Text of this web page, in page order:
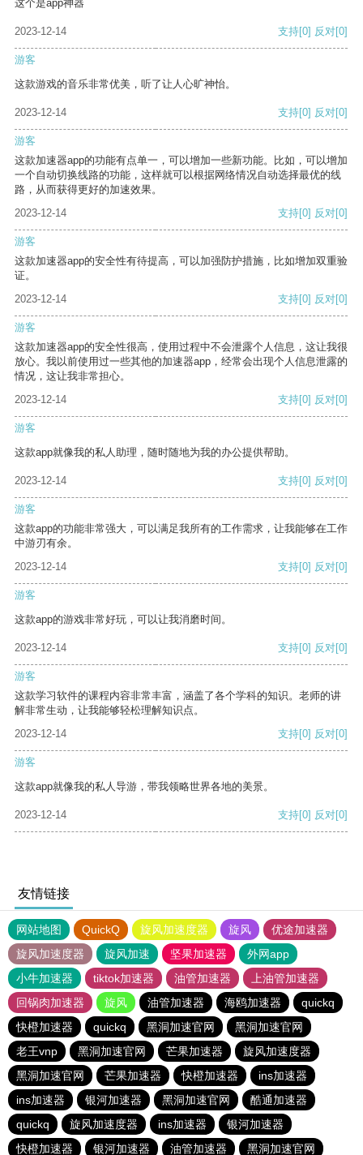
这个是app神器
2023-12-14 支持[0] 反对[0]
游客
这款游戏的音乐非常优美，听了让人心旷神怡。
2023-12-14 支持[0] 反对[0]
游客
这款加速器app的功能有点单一，可以增加一些新功能。比如，可以增加
一个自动切换线路的功能，这样就可以根据网络情况自动选择最优的线
路，从而获得更好的加速效果。
2023-12-14
支持[0] 反对[0]
游客
这款加速器app的安全性有待提高，可以加强防护措施，比如增加双重验
证。
2023-12-14
支持[0] 反对[0]
游客
这款加速器app的安全性很高，使用过程中不会泄露个人信息，这让我很
放心。我以前使用过一些其他的加速器app，经常会出现个人信息泄露的
情况，这让我非常担心。
2023-12-14
支持[0] 反对[0]
游客
这款app就像我的私人助理，随时随地为我的办公提供帮助。
2023-12-14 支持[0] 反对[0]
游客
这款app的功能非常强大，可以满足我所有的工作需求，让我能够在工作
中游刃有余。
2023-12-14
支持[0] 反对[0]
游客
这款app的游戏非常好玩，可以让我消磨时间。
2023-12-14 支持[0] 反对[0]
游客
这款学习软件的课程内容非常丰富，涵盖了各个学科的知识。老师的讲
解非常生动，让我能够轻松理解知识点。
2023-12-14
支持[0] 反对[0]
游客
这款app就像我的私人导游，带我领略世界各地的美景。
2023-12-14 支持[0] 反对[0]
友情链接
网站地图 QuickQ 旋风加速度器 旋风
优途加速器
旋风加速度器
旋风加速 坚果加速器
外网app
小牛加速器
tiktok加速器 油管加速器
上油管加速器
回锅肉加速器
旋风 油管加速器 海鸥加速器
quickq
快橙加速器
quickq 黑洞加速官网
黑洞加速官网
老王vnp
黑洞加速官网 芒果加速器
旋风加速度器
黑洞加速官网
芒果加速器 快橙加速器
ins加速器
ins加速器
银河加速器 黑洞加速官网
酷通加速器
quickq
旋风加速度器 ins加速器
银河加速器
快橙加速器
银河加速器 油管加速器 黑洞加速官网